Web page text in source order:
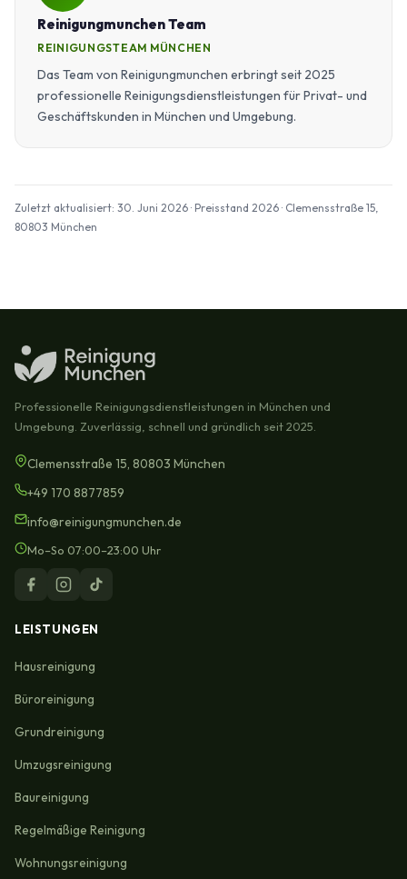
Reinigungmunchen Team
REINIGUNGSTEAM MÜNCHEN
Das Team von Reinigungmunchen erbringt seit 2025
professionelle Reinigungsdienstleistungen für Privat- und
Geschäftskunden in München und Umgebung.
Zuletzt aktualisiert: 30. Juni 2026 · Preisstand 2026 · Clemensstraße 15,
80803 München
Professionelle Reinigungsdienstleistungen in München und
Umgebung. Zuverlässig, schnell und gründlich seit 2025.
Clemensstraße 15, 80803 München
+49 170 8877859
info@reinigungmunchen.de
Mo–So 07:00–23:00 Uhr
LEISTUNGEN
Hausreinigung
Büroreinigung
Grundreinigung
Umzugsreinigung
Baureinigung
Regelmäßige Reinigung
Wohnungsreinigung